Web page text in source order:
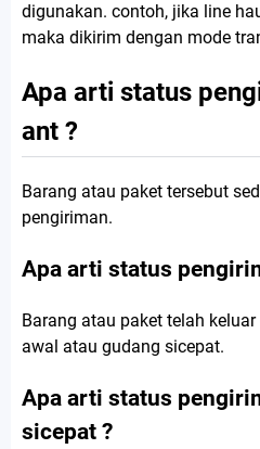
digunakan. contoh, jika line
maka dikirim dengan mode
Apa arti status
ant ?
Barang atau paket tersebut
pengiriman.
Apa arti status
Barang atau paket telah
awal atau gudang sicepat.
Apa arti status
sicepat ?